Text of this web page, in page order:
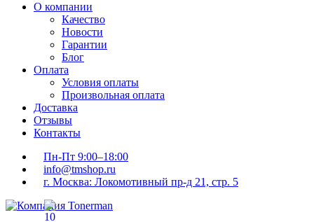
О компании
Качество
Новости
Гарантии
Блог
Оплата
Условия оплаты
Произвольная оплата
Доставка
Отзывы
Контакты
Пн-Пт 9:00–18:00
info@tmshop.ru
г. Москва: Локомотивный пр-д 21, стр. 5